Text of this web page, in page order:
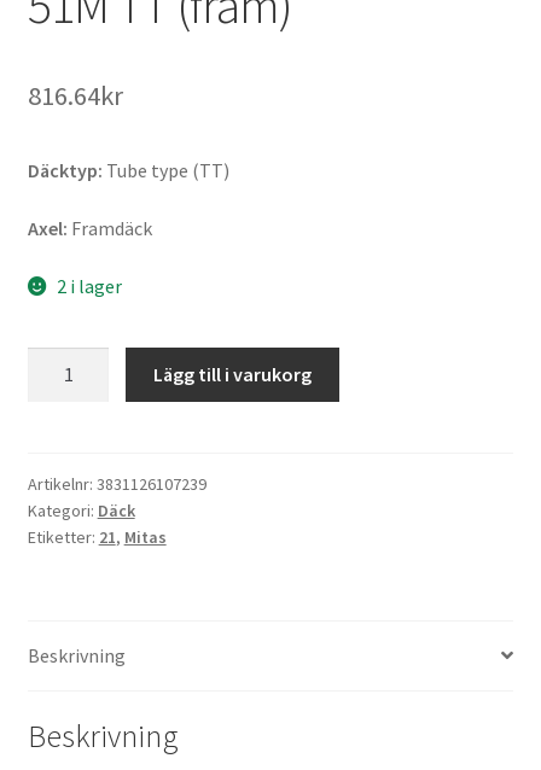
816.64kr
Däcktyp: Tube type (TT)
Axel: Framdäck
2 i lager
Sand
(RR)
80/100
TT
mängd
Lägg till i varukorg
Artikelnr: 3831126107239
Kategori: Däck
Etiketter: 21, Mitas
Beskrivning
Beskrivning